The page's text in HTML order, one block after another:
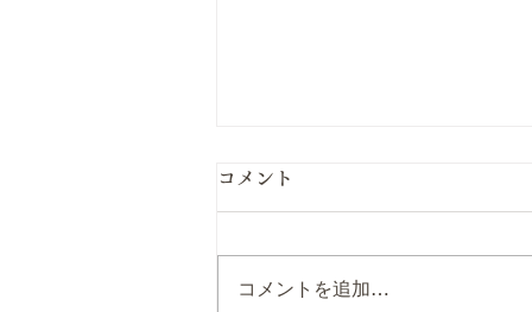
コメント
コメントを追加…